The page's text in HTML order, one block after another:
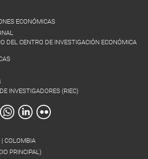
ECONÓMICAS
DEL CENTRO DE INVESTIGACIÓN ECONÓMICA
INVESTIGADORES (RIEC)
| COLOMBIA
PRINCIPAL)